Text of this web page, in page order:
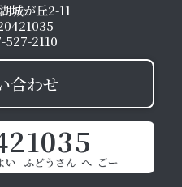
城が丘2-11
527-2110
合わせ